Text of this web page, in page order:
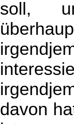
soll,
davon